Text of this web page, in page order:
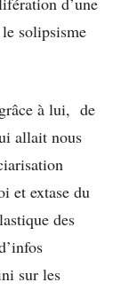
solipsisme
à lui, de
allait nous
et extase du
des
sur les